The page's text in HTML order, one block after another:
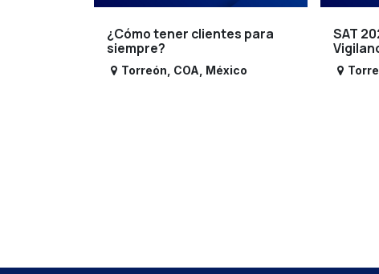
¿Cómo tener clientes para
siempre?
Torreón COA México
SAT